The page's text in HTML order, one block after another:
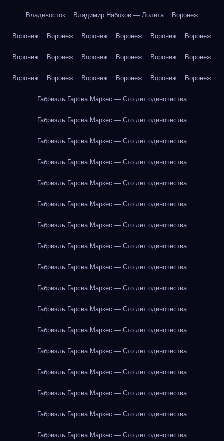
Владивосток Владимир Набоков — Лолита Воронеж
Воронеж Воронеж Воронеж Воронеж Воронеж Воронеж
Воронеж Воронеж Воронеж Воронеж Воронеж Воронеж
Воронеж Воронеж Воронеж Воронеж Воронеж Воронеж
Габриэль Гарсиа Маркес — Сто лет одиночества
Габриэль Гарсиа Маркес — Сто лет одиночества
Габриэль Гарсиа Маркес — Сто лет одиночества
Габриэль Гарсиа Маркес — Сто лет одиночества
Габриэль Гарсиа Маркес — Сто лет одиночества
Габриэль Гарсиа Маркес — Сто лет одиночества
Габриэль Гарсиа Маркес — Сто лет одиночества
Габриэль Гарсиа Маркес — Сто лет одиночества
Габриэль Гарсиа Маркес — Сто лет одиночества
Габриэль Гарсиа Маркес — Сто лет одиночества
Габриэль Гарсиа Маркес — Сто лет одиночества
Габриэль Гарсиа Маркес — Сто лет одиночества
Габриэль Гарсиа Маркес — Сто лет одиночества
Габриэль Гарсиа Маркес — Сто лет одиночества
Габриэль Гарсиа Маркес — Сто лет одиночества
Габриэль Гарсиа Маркес — Сто лет одиночества
Габриэль Гарсиа Маркес — Сто лет одиночества